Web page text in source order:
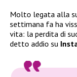
Molto legata alla
settimana fa ha
vita: la perdita di
detto addio su